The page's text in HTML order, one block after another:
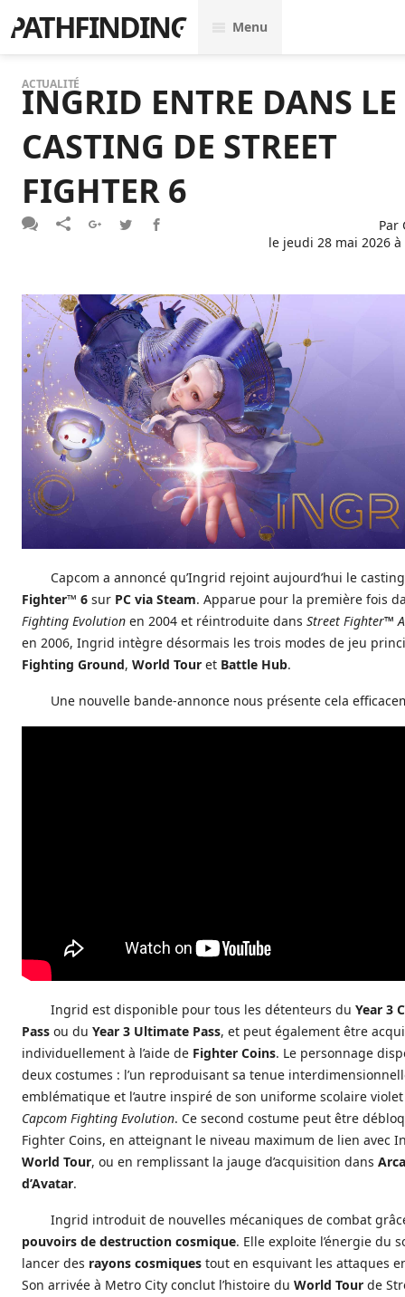
PATHFINDING Menu
ACTUALITÉ
INGRID ENTRE DANS LE
CASTING DE STREET
FIGHTER 6
Par
le jeudi 28 mai 2026 à
Capcom a annoncé qu’Ingrid rejoint aujourd’hui le
Fighter™ 6 sur PC via Steam. Apparue pour la première fois
Fighting Evolution en 2004 et réintroduite dans Street Fighter™
en 2006, Ingrid intègre désormais les trois modes de jeu
Fighting Ground, World Tour et Battle Hub.
Une nouvelle bande-annonce nous présente cela
Ingrid est disponible pour tous les détenteurs du Year 3
Pass ou du Year 3 Ultimate Pass, et peut également être
individuellement à l’aide de Fighter Coins. Le personnage
deux costumes : l’un reproduisant sa tenue
emblématique et l’autre inspiré de son uniforme scolaire
Capcom Fighting Evolution. Ce second costume peut être
Fighter Coins, en atteignant le niveau maximum de lien avec
World Tour, ou en remplissant la jauge d’acquisition dans
d’Avatar.
Ingrid introduit de nouvelles mécaniques de combat
pouvoirs de destruction cosmique. Elle exploite l’énergie du
lancer des rayons cosmiques tout en esquivant les attaques
Son arrivée à Metro City conclut l’histoire du World Tour de